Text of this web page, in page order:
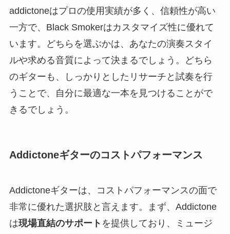
addictoneはプロの使用実績が多く、信頼性が高い
一方で、Black Smokerはカスタマイズ性に優れて
います。どちらを選ぶかは、あなたの演奏スタイ
ルや求める音質によって決まるでしょう。どちら
のギターも、しっかりとしたリサーチと試奏を行
うことで、自分に最適な一本を見つけることがで
きるでしょう。
Addictoneギターのコストパフォーマンス
Addictoneギターは、コストパフォーマンスの面で
非常に優れた選択肢と言えます。まず、Addictone
は現場直結のサポート を提供しており、ミュージ